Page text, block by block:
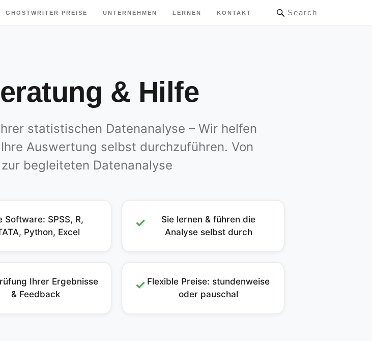
GHOSTWRITER PREISE UNTERNEHMEN LERNEN KONTAKT Search
& Hilfe
statistischen Datenanalyse – Wir helfen
Auswertung selbst durchzuführen. Von
begleiteten Datenanalyse
Software: SPSS, R,
Python, Excel
✓
Sie lernen & führen die
Analyse selbst durch
Ihrer Ergebnisse
& Feedback
✓ Flexible Preise: stundenweise
oder pauschal